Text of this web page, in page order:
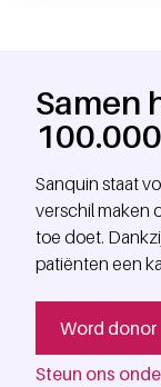
Samen
Sanquin staat
verschil maken
toe doet.
patiënten een
Word donor
Steun ons